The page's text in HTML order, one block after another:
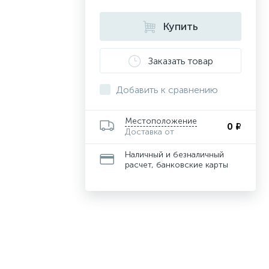
Купить
Заказать товар
Добавить к сравнению
Местоположение
Доставка от
0 ₽
Наличный и безналичный
расчет, банковские карты